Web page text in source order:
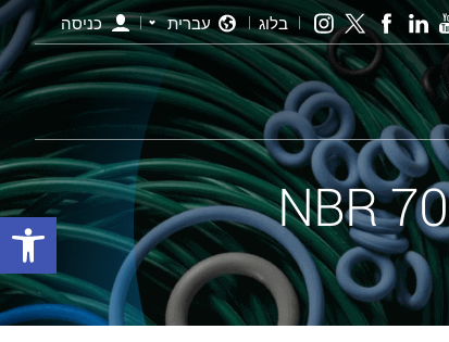
בלוג עברית כניסה
פתח